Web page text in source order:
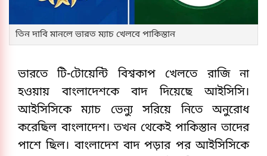
তিন দাবি মানলে ভারত ম্যাচ খেলবে পাকিস্তান
ভারতে টি-টোয়েন্টি বিশ্বকাপ খেলতে রাজি না
হওয়ায় বাংলাদেশকে বাদ দিয়েছে আইসিসি।
আইসিসিকে ম্যাচ ভেন্যু সরিয়ে নিতে অনুরোধ
করেছিল বাংলাদেশ। তখন থেকেই পাকিস্তান তাদের
পাশে ছিল। বাংলাদেশ বাদ পড়ার পর আইসিসিকে